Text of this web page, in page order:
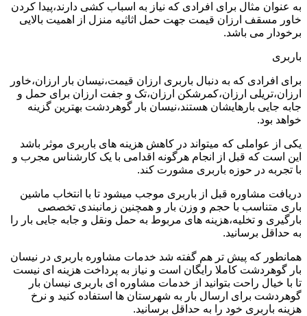
به عنوان مثال برای افرادی که نیاز به اسباب کشی دارند،پیدا کردن
خاور مسقف ارزان قیمت جهت حمل اثاثیه منزل از اهمیت بالایی
برخودار می باشد.
باربری
برای افرادی که به دنبال باربری ارزان قیمت،نیسان بار ارزان،خاور
ارزان،تریلی ارزان،کمرشکن ارزان،تک و جفت ارزان برای حمل و
جابه جایی بارهایشان هستند،نیسان بار گوهردشت بهترین گزینه
خواهد بود.
یکی از عواملی که میتواند در کاهش هزینه های باربری موثر باشد
این است که قبل از انجام هرگونه اقدامی با یک کارشناس مجرب و
با تجربه در حوزه باربری مشورت کند.
دریافت مشاوره قبل از باربری موجب میشود تا با انتخاب ماشین
باری متناسب با حجم و وزن بار و همچنین زمانبندی تخصصی
بارگیری و تخلیه،هزینه های مربوط به حمل ونقل و جابه جایی بار را
به حداقل برسانید.
همانطور که پیش تر هم گفته شد خدمات مشاوره باربری در نیسان
بار گوهردشت کاملا رایگان است و نیاز به پرداخت هزینه ای نیست
تا با خیال راحت بتوانید از خدمات مشاوره ای باربری نیسان بار
گوهردشت برای ارسال بار به شهرستان ها استفاده کنید و نرخ
هزینه باربری خود را به حداقل برسانید.